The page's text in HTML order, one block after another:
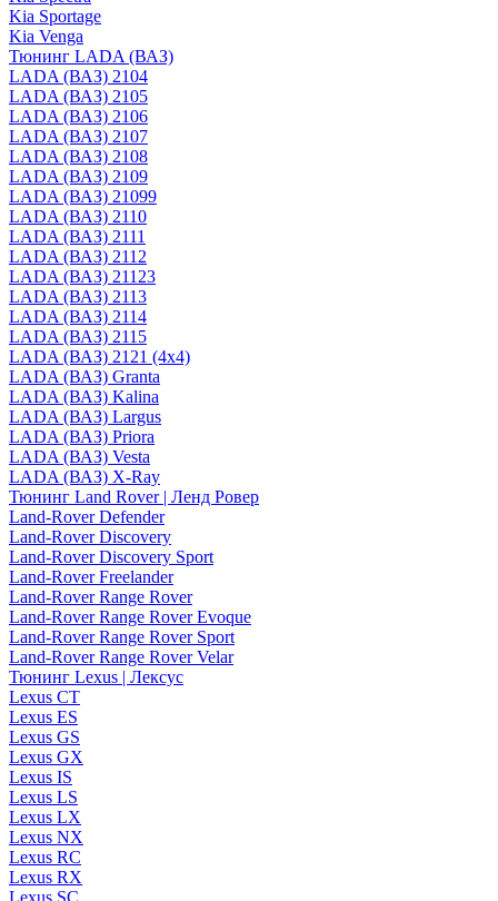
Kia Sportage
Kia Venga
Тюнинг LADA (ВАЗ)
LADA (ВАЗ) 2104
LADA (ВАЗ) 2105
LADA (ВАЗ) 2106
LADA (ВАЗ) 2107
LADA (ВАЗ) 2108
LADA (ВАЗ) 2109
LADA (ВАЗ) 21099
LADA (ВАЗ) 2110
LADA (ВАЗ) 2111
LADA (ВАЗ) 2112
LADA (ВАЗ) 21123
LADA (ВАЗ) 2113
LADA (ВАЗ) 2114
LADA (ВАЗ) 2115
LADA (ВАЗ) 2121 (4x4)
LADA (ВАЗ) Granta
LADA (ВАЗ) Kalina
LADA (ВАЗ) Largus
LADA (ВАЗ) Priora
LADA (ВАЗ) Vesta
LADA (ВАЗ) X-Ray
Тюнинг Land Rover | Ленд Ровер
Land-Rover Defender
Land-Rover Discovery
Land-Rover Discovery Sport
Land-Rover Freelander
Land-Rover Range Rover
Land-Rover Range Rover Evoque
Land-Rover Range Rover Sport
Land-Rover Range Rover Velar
Тюнинг Lexus | Лексус
Lexus CT
Lexus ES
Lexus GS
Lexus GX
Lexus IS
Lexus LS
Lexus LX
Lexus NX
Lexus RC
Lexus RX
Lexus SC